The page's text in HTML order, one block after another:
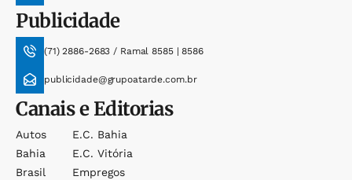
Publicidade
(71) 2886-2683 / Ramal 8585 | 8586
publicidade@grupoatarde.com.br
Canais e Editorias
Autos
Bahia
Brasil
E.c. Bahia
E.c. Vitória
Empregos